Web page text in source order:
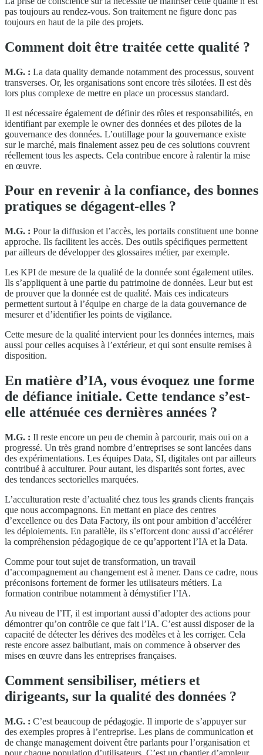
pas toujours au rendez-vous. Son traitement ne figure donc pas
toujours en haut de la pile des projets.
Comment doit être traitée cette qualité ?
M.G. : La data quality demande notamment des processus, souvent
transverses. Or, les organisations sont encore très silotées. Il est dès
lors plus complexe de mettre en place un processus standard.
Il est nécessaire également de définir des rôles et responsabilités, en
identifiant par exemple le owner des données et des pilotes de la
gouvernance des données. L’outillage pour la gouvernance existe
sur le marché, mais finalement assez peu de ces solutions couvrent
réellement tous les aspects. Cela contribue encore à ralentir la mise
en œuvre.
Pour en revenir à la confiance, des bonnes
pratiques se dégagent-elles ?
M.G. : Pour la diffusion et l’accès, les portails constituent une bonne
approche. Ils facilitent les accès. Des outils spécifiques permettent
par ailleurs de développer des glossaires métier, par exemple.
Les KPI de mesure de la qualité de la donnée sont également utiles.
Ils s’appliquent à une partie du patrimoine de données. Leur but est
de prouver que la donnée est de qualité. Mais ces indicateurs
permettent surtout à l’équipe en charge de la data gouvernance de
mesurer et d’identifier les points de vigilance.
Cette mesure de la qualité intervient pour les données internes, mais
aussi pour celles acquises à l’extérieur, et qui sont ensuite remises à
disposition.
En matière d’IA, vous évoquez une forme
de défiance initiale. Cette tendance s’est-
elle atténuée ces dernières années ?
M.G. : Il reste encore un peu de chemin à parcourir, mais oui on a
progressé. Un très grand nombre d’entreprises se sont lancées dans
des expérimentations. Les équipes Data, SI, digitales ont par ailleurs
contribué à acculturer. Pour autant, les disparités sont fortes, avec
des tendances sectorielles marquées.
L’acculturation reste d’actualité chez tous les grands clients français
que nous accompagnons. En mettant en place des centres
d’excellence ou des Data Factory, ils ont pour ambition d’accélérer
les déploiements. En parallèle, ils s’efforcent donc aussi d’accélérer
la compréhension pédagogique de ce qu’apportent l’IA et la Data.
Comme pour tout sujet de transformation, un travail
d’accompagnement au changement est à mener. Dans ce cadre, nous
préconisons fortement de former les utilisateurs métiers. La
formation contribue notamment à démystifier l’IA.
Au niveau de l’IT, il est important aussi d’adopter des actions pour
démontrer qu’on contrôle ce que fait l’IA. C’est aussi disposer de la
capacité de détecter les dérives des modèles et à les corriger. Cela
reste encore assez balbutiant, mais on commence à observer des
mises en œuvre dans les entreprises françaises.
Comment sensibiliser, métiers et
dirigeants, sur la qualité des données ?
M.G. : C’est beaucoup de pédagogie. Il importe de s’appuyer sur
des exemples propres à l’entreprise. Les plans de communication et
de change management doivent être parlants pour l’organisation et
pour chaque population d’utilisateurs. C’est un chantier d’ampleur,